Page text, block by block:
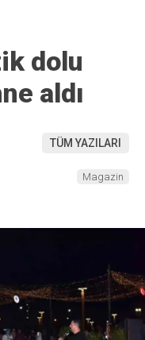
dolu
aldı
TÜM YAZILARI
Magazin